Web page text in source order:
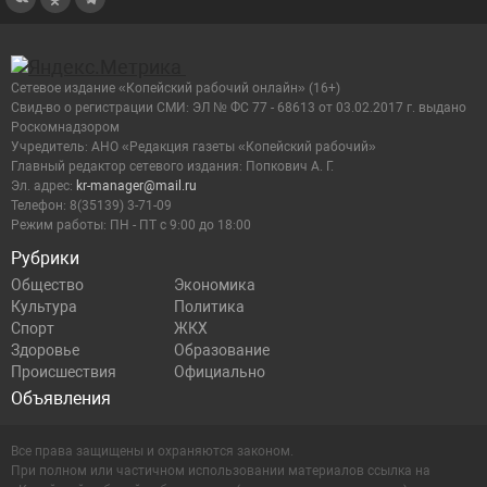
Рубрики
Общество
Экономика
Культура
Политика
Спорт
ЖКХ
Здоровье
Образование
Происшествия
Официально
Объявления
Сетевое издание «Копейский рабочий онлайн» (16+)
Cвид-во о регистрации СМИ: ЭЛ № ФС 77 - 68613 от 03.02.2017 г. выдано
Роскомнадзором
Учредитель: АНО «Редакция газеты «Копейский рабочий»
Главный редактор сетевого издания: Попкович А. Г.
Эл. адрес: kr-manager@mail.ru
Телефон: 8(35139) 3-71-09
Режим работы: ПН - ПТ с 9:00 до 18:00
Все права защищены и охраняются законом.
При полном или частичном использовании материалов ссылка на